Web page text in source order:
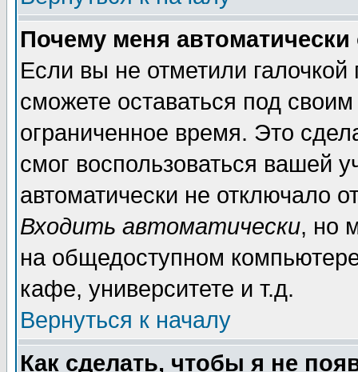
Почему меня автоматически
Если вы не отметили галочкой
сможете оставаться под
ограниченное время. Это
смог воспользоваться вашей
автоматически не отключало
Входить автоматически, но
на общедоступном
кафе, университете и т.д.
Вернуться к началу
Как сделать, чтобы я не